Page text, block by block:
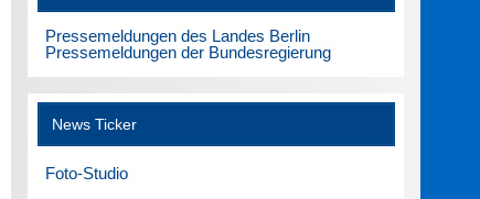
Pressemeldungen des Landes Berlin
Pressemeldungen der Bundesregierung
News Ticker
Foto-Studio